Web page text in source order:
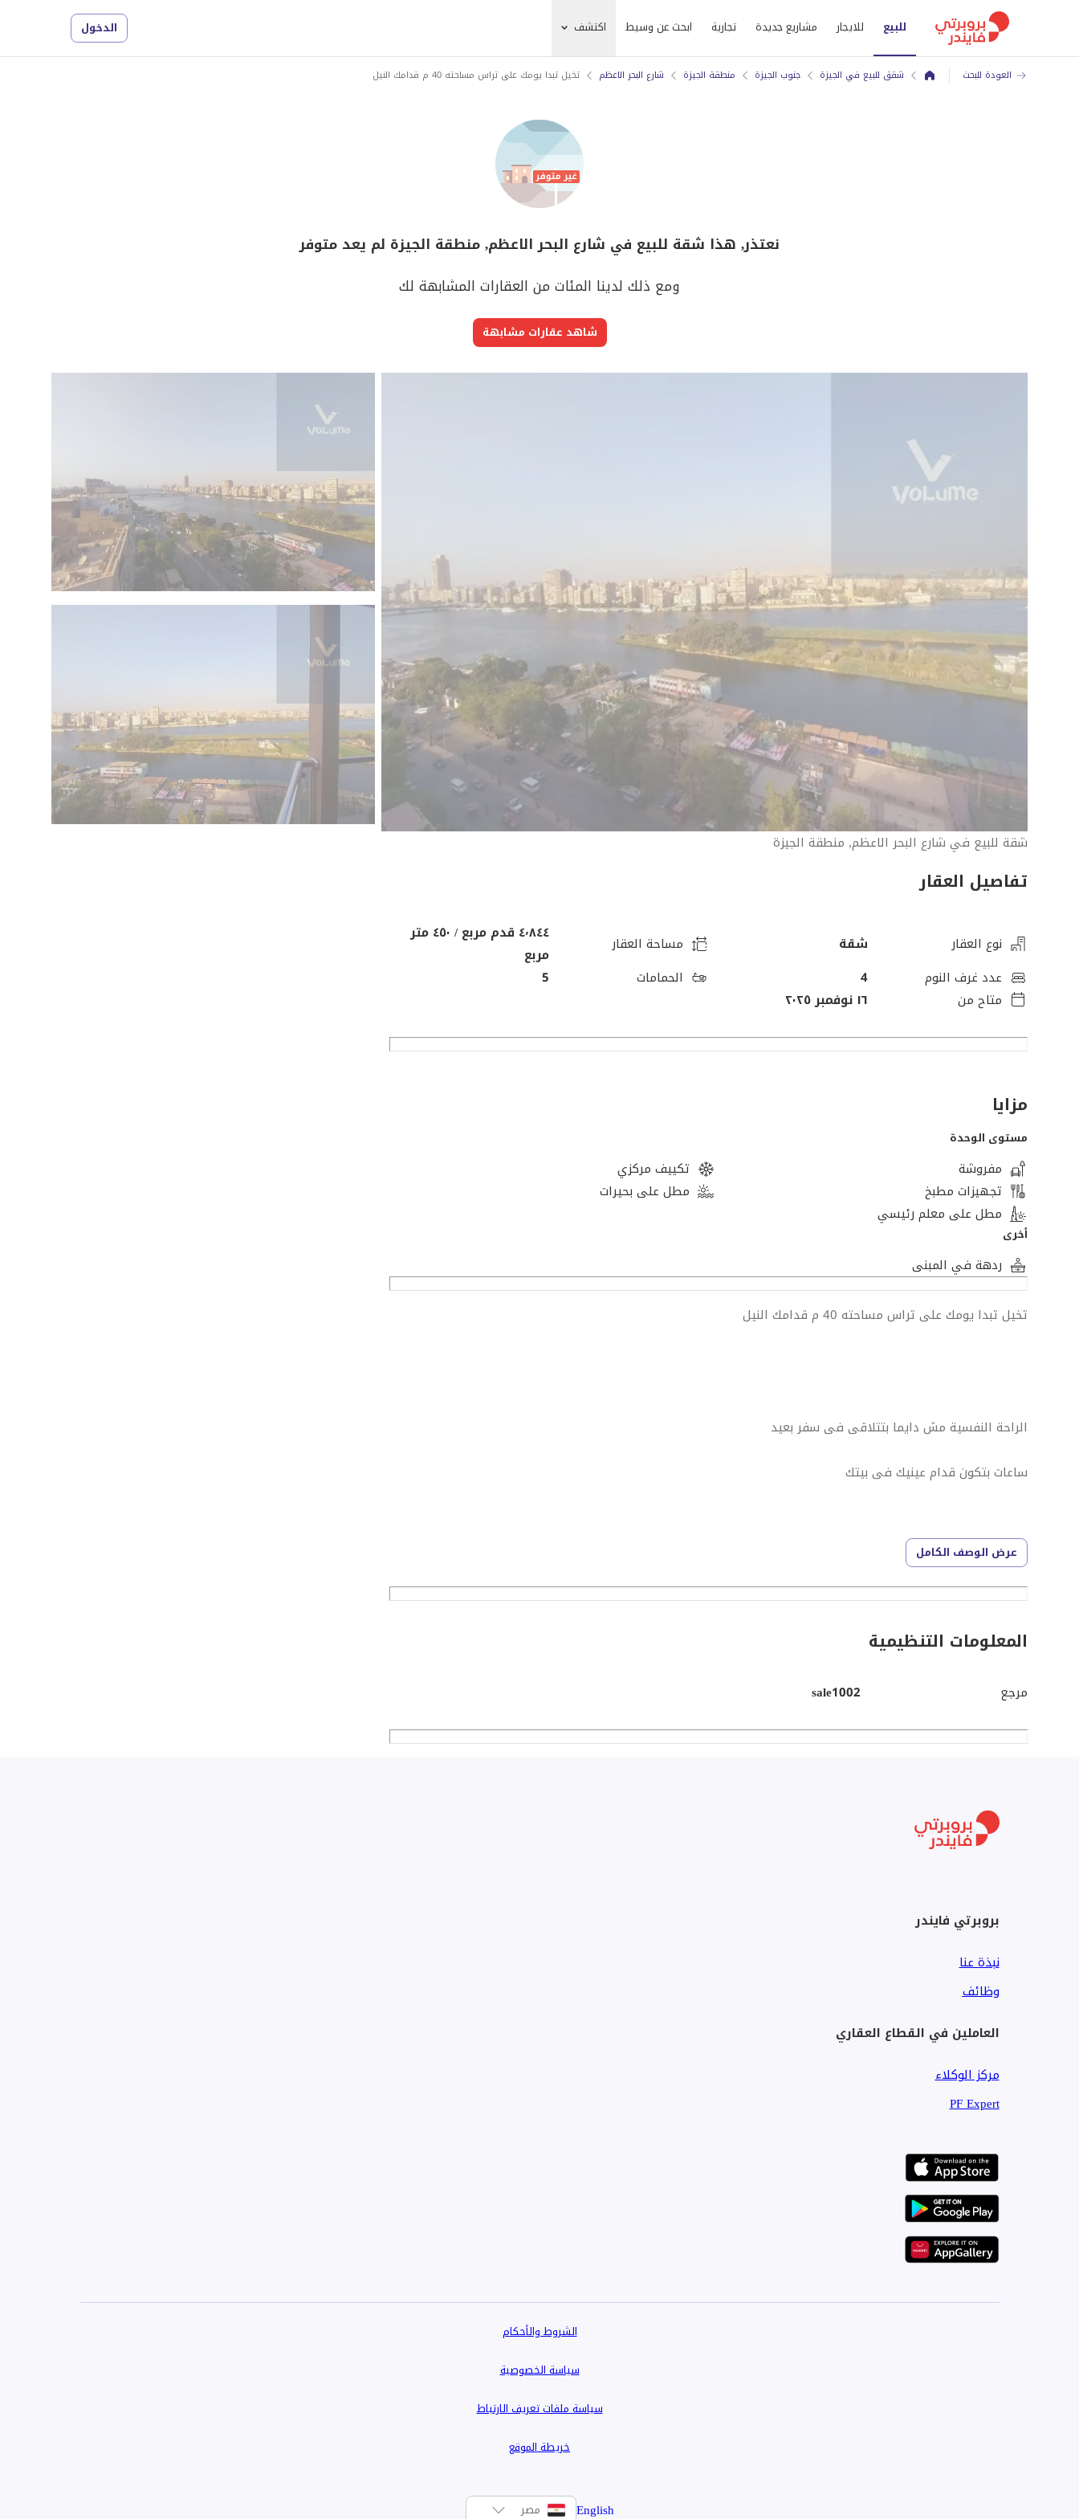
للبيع للايجار مشاريع جديدة تجارية ابحث عن وسيط اكتشف الدخول
العودة للبحث شقق للبيع في الجيزة جنوب الجيزة منطقة الجيزة شارع البحر الاعظم تخيل تبدا يومك على تراس مساحته 40 م قدامك النيل
نعتذر, هذا شقة للبيع في شارع البحر الاعظم, منطقة الجيزة لم يعد متوفر
ومع ذلك لدينا المئات من العقارات المشابهة لك
شاهد عقارات مشابهة
شقة للبيع في شارع البحر الاعظم, منطقة الجيزة
تفاصيل العقار
نوع العقار شقة مساحة العقار
٤٬٨٤٤ قدم مربع / ٤٥٠ متر
مربع
عدد غرف النوم
4 الحمامات
5
متاح من
١٦ نوفمبر ٢٠٢٥
مزايا
مستوى الوحدة
مفروشة
تكييف مركزي
تجهيزات مطبخ
مطل على بحيرات
مطل على معلم رئيسي
أخرى
ردهة في المبنى
تخيل تبدا يومك على تراس مساحته 40 م قدامك النيل
الراحة النفسية مش دايما بتتلاقى فى سفر بعيد
ساعات بتكون قدام عينيك فى بيتك
تخيل تبدا يومك على تراس مساحته 40 م قدامك النيل باطلالة بانورامية تخلى يومك كله راحة نفسية
-للبيع شقة صف اول على النيل بالجيزة
مساحة الشقة 450 م
*عدد 4 غرف نوم ماستر ( جميع غرف النوم ملحق بها حمام )
*الريسبشن مكون من 4 حيزات مفروشة
*حمام ضيوف
*مطبخ كبير بكامل الاجهزة
-موقع استراتيجى قريبة من كل مكان فى مصر
-العقار عبارة 14 دور كل دور به شقتين
عرض الوصف الكامل
المعلومات التنظيمية
مرجع sale1002
بروبرتي فايندر
نبذة عنا
وظائف
العاملين في القطاع العقاري
مركز الوكلاء
PF Expert
الشروط والأحكام
سياسة الخصوصية
سياسة ملفات تعريف الارتباط
خريطة الموقع
English مصر